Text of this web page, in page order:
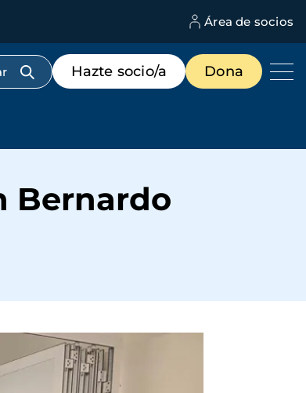
Área de socios
Menú
de
destacados
Hazte socio/a Dona
Bernardo